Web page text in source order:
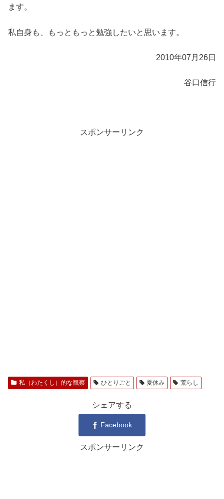
ます。
私自身も、もっともっと勉強したいと思います。
2010年07月26日
谷口信行
スポンサーリンク
私（わたくし）的な観察 ひとりごと 夏休み 荒らし
シェアする
Facebook
スポンサーリンク